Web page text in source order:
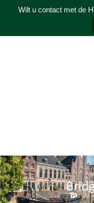
Wilt u contact met de